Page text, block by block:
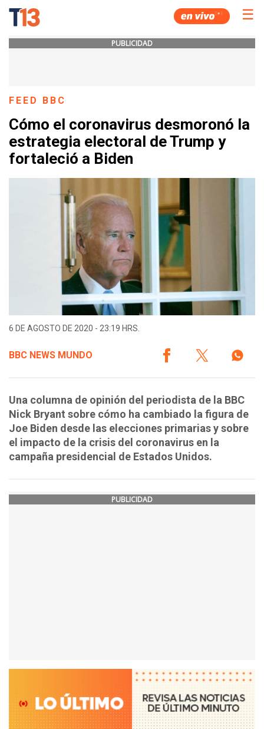
☰
PUBLICIDAD
FEED BBC
Cómo el coronavirus desmoronó la
estrategia electoral de Trump y
fortaleció a Biden
6 DE AGOSTO DE 2020 - 23:19 HRS.
BBC NEWS MUNDO
Una columna de opinión del periodista de la BBC
Nick Bryant sobre cómo ha cambiado la figura de
Joe Biden desde las elecciones primarias y sobre
el impacto de la crisis del coronavirus en la
campaña presidencial de Estados Unidos.
PUBLICIDAD